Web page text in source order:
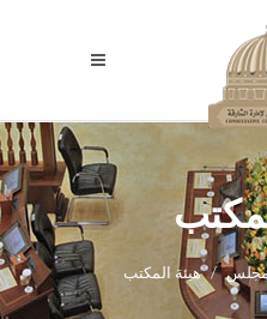
هيئة المكتب